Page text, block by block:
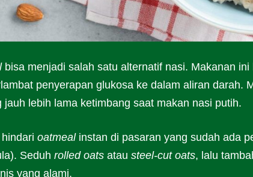
bisa menjadi salah satu alternatif nasi. Makanan
penyerapan glukosa ke dalam aliran darah.
jauh lebih lama ketimbang saat makan nasi putih.
oatmealinstan di pasaran yang sudah ada
Seduh rolled oats atau steel-cut oats, lalu
yang alami.